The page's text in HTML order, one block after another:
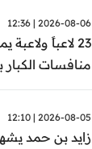
2026-08-06 | 12:36
23 لاعباً
منافسات الكبار
2026-08-05 | 12:10
زايد بن حمد